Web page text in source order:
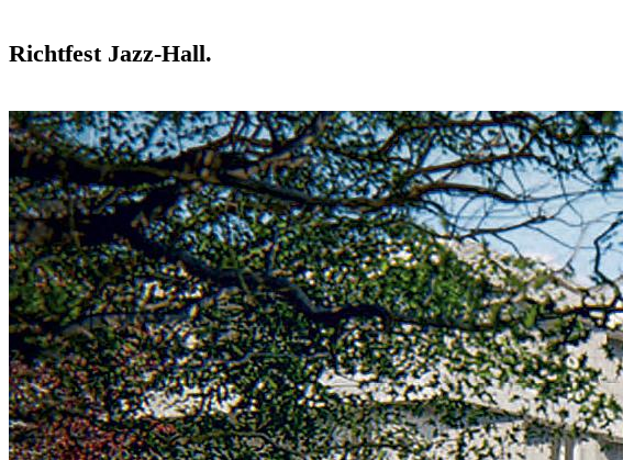
Richtfest Jazz-Hall.